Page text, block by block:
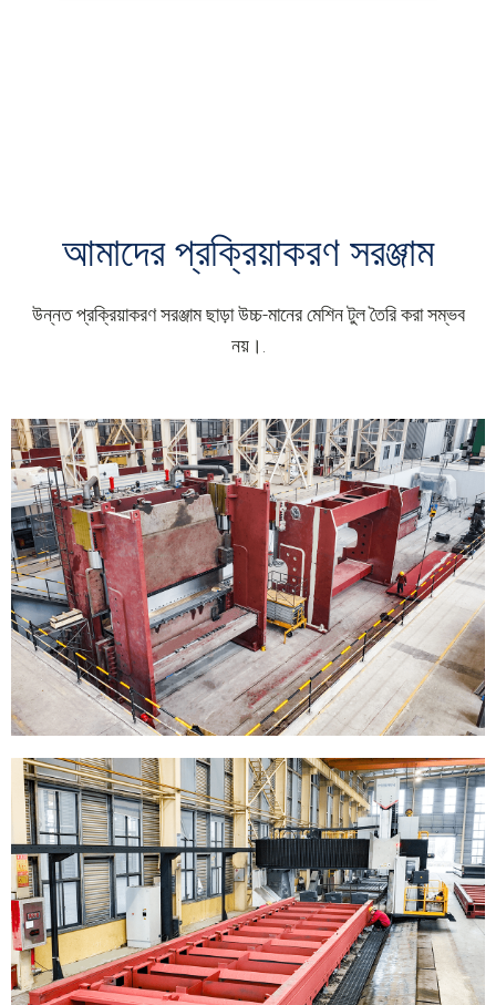
আমাদের প্রক্রিয়াকরণ সরঞ্জাম
উন্নত প্রক্রিয়াকরণ সরঞ্জাম ছাড়া উচ্চ-মানের মেশিন টুল তৈরি করা সম্ভব
নয়।.